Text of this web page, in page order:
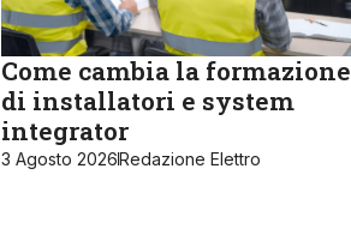
Come cambia la formazione
di installatori e system
integrator
3 Agosto 2026Redazione Elettro